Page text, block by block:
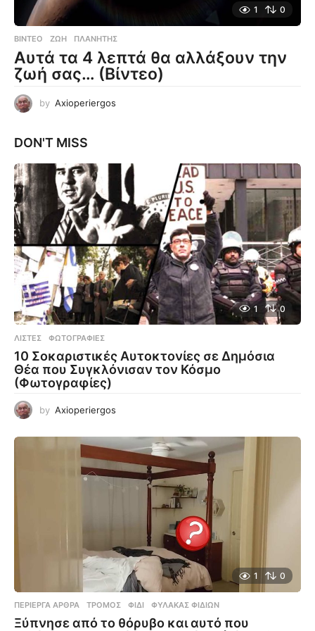
1 0
ΒΊΝΤΕΟ ΖΩΉ ,ΠΛΑΝΉΤΗΣ
Αυτά τα 4 λεπτά θα αλλάξουν την
ζωή σας… (Βίντεο)
by Axioperiergos
DON'T MISS
1 0
ΛΊΣΤΕΣ ,ΦΩΤΟΓΡΑΦΊΕΣ
10 Σοκαριστικές Αυτοκτονίες σε Δημόσια
Θέα που Συγκλόνισαν τον Κόσμο
(Φωτογραφίες)
by Axioperiergos
1 0
ΠΕΡΊΕΡΓΑ ΆΡΘΡΑ ΤΡΌΜΟΣ ,ΦΊΔΙ ,ΦΎΛΑΚΑΣ ΦΙΔΙΏΝ
Ξύπνησε από το θόρυβο και αυτό που